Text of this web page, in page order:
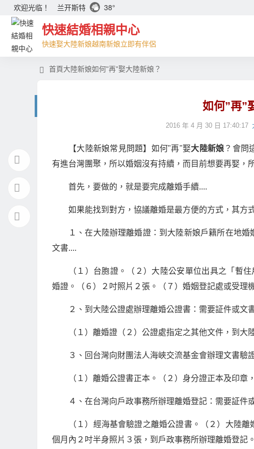
欢迎光临！ 兰开斯特 38°
快速結婚相親中心
快速娶大陸新娘越南新娘立即有伴侶
首頁大陸新娘如何"再"娶大陸新娘？
如何”再”
2016 年 4 月 30 日 17:40:17
【大陸新娘常見問題】如何"再"娶大陸新娘 ？會問
有進台灣團聚，所以婚姻沒有持續，而目前想要再娶，
首先，要做的，就是要完成離婚手續....
如果能找到對方，協議離婚是最方便的方式，其方
１、在大陸辦理離婚證：到大陸新娘戶籍所在地
文書....
（１）台胞證。（２）大陸公安單位出具之「暫
婚證。（６）２吋照片２張。（７）婚姻登記處或受理
２、到大陸公證處辦理離婚公證書：需要証件或文
（１）離婚證（２）公證處指定之其他文件，到大
３、回台灣向財團法人海峽交流基金會辦理文書驗
（１）離婚公證書正本。（２）身分證正本及印章
４、在台灣向戶政事務所辦理離婚登記：需要証件
（１）經海基會驗證之離婚公證書。（２）大陸
個月內２吋半身照片３張，到戶政事務所辦理離婚登記。